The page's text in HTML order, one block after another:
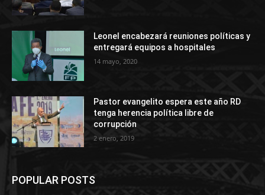
Leonel encabezará reuniones políticas y
entregará equipos a hospitales
14 mayo, 2020
Pastor evangelito espera este año RD
tenga herencia política libre de
corrupción
2 enero, 2019
POPULAR POSTS